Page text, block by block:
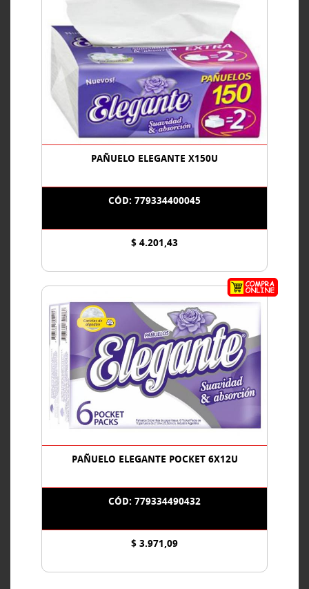
PAÑUELO ELEGANTE X150U
CÓD: 779334400045
$ 4.201,43
PAÑUELO ELEGANTE POCKET 6X12U
CÓD: 779334490432
$ 3.971,09